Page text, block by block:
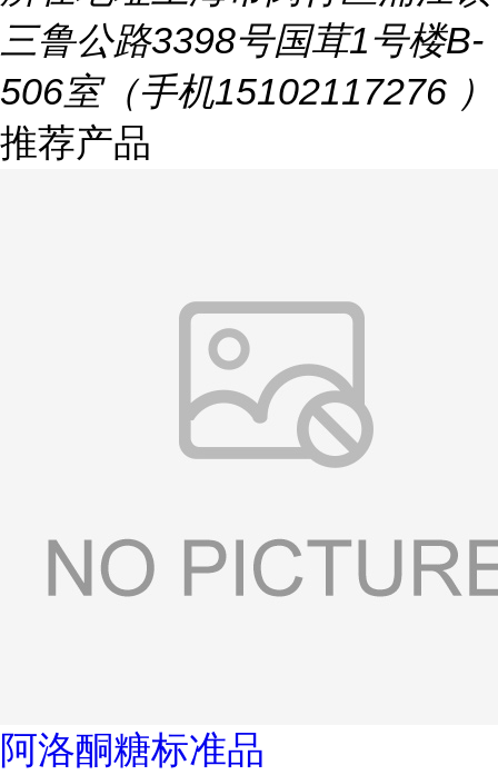
三鲁公路3398号国茸1号楼B-
506室（手机15102117276 ）
推荐产品
阿洛酮糖标准品